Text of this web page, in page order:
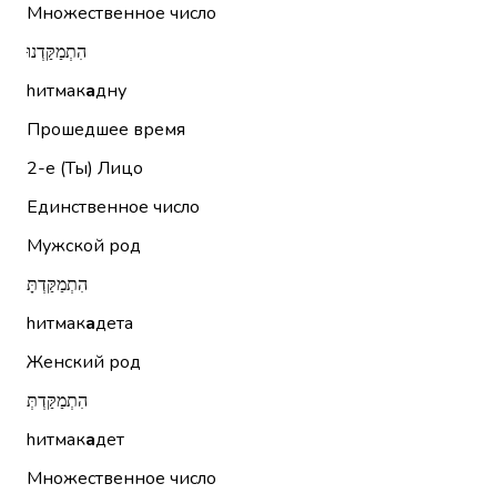
Множественное число
הִתְמַקַּדְנוּ
hитмакадну
Прошедшее время
2-е (Ты) Лицо
Единственное число
Мужской род
הִתְמַקַּדְתָּ
hитмакадета
Женский род
הִתְמַקַּדְתְּ
hитмакадет
Множественное число